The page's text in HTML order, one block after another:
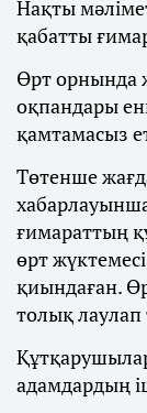
Нақты
қабатты
Өрт орнында
оқпандары
қамтамасыз
Төтенше
ғимараттың
өрт
қиындаған.
толық лаулап
адамдардың